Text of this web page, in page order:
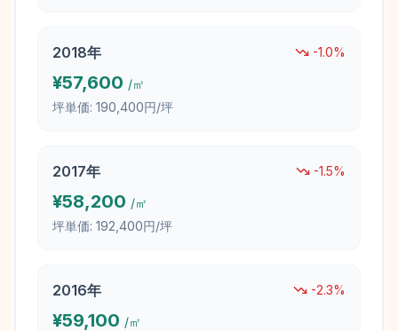
2018年 -1.0%
¥57,600 /㎡
坪単価: 190,400円/坪
2017年 -1.5%
¥58,200 /㎡
坪単価: 192,400円/坪
2016年 -2.3%
¥59,100 /㎡